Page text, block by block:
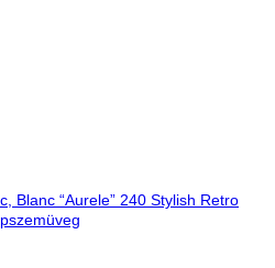
Blanc “Aurele” 240 Stylish Retro